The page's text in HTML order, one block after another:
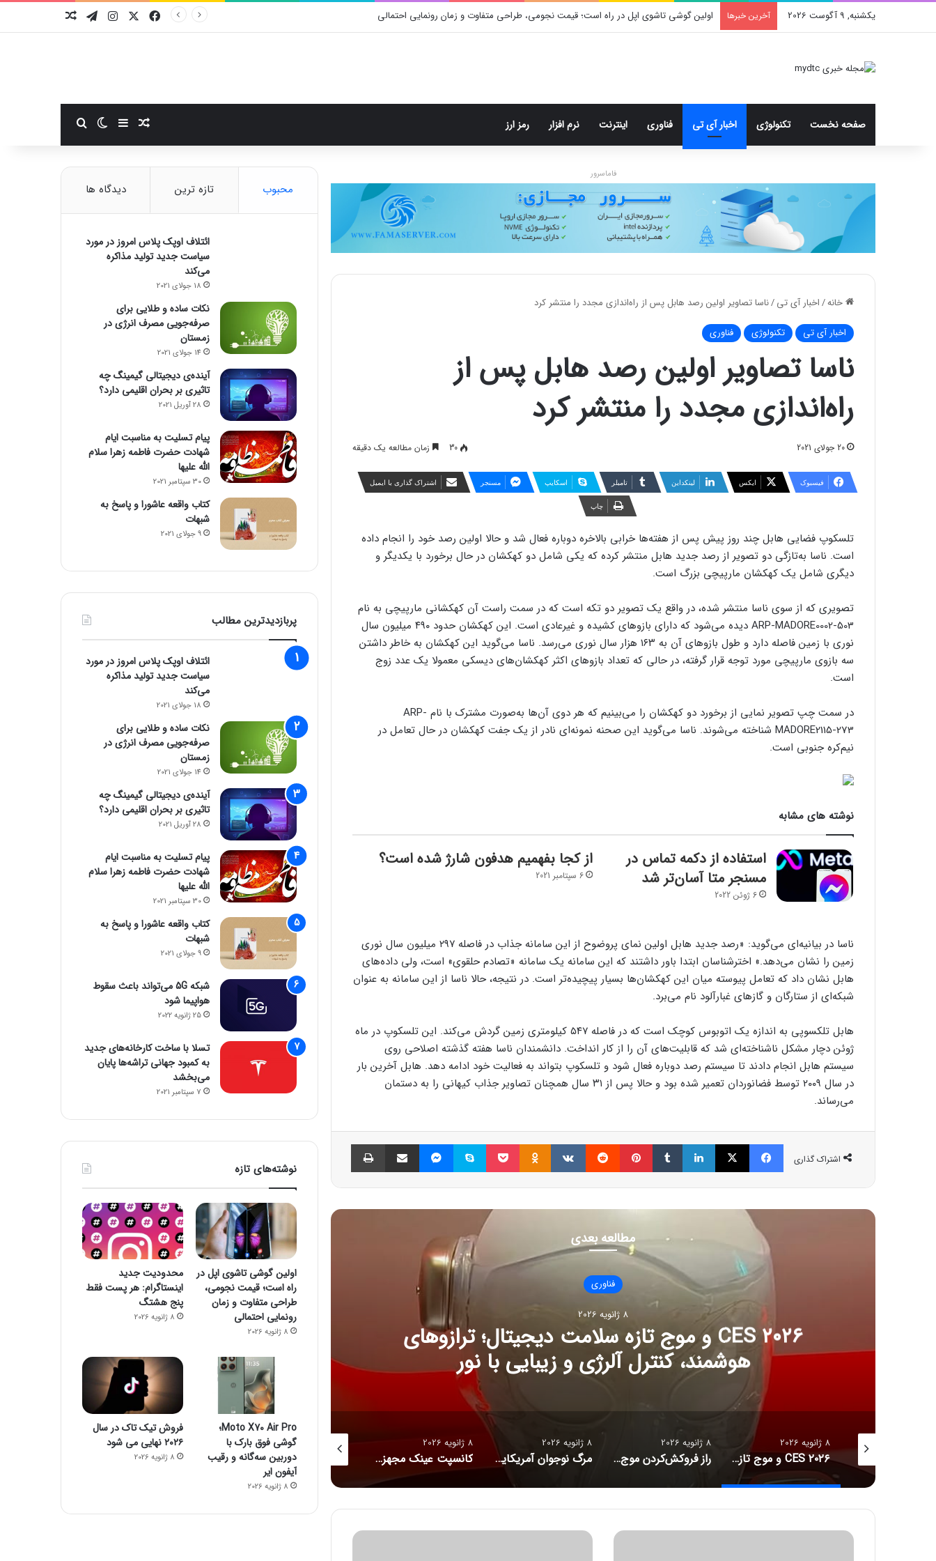
یکشنبه, 9 آگوست 2026 آخرین خبرها اولین گوشی تاشوی اپل در راه است؛ قیمت نجومی، طراحی متفاوت و زمان رونمایی احتمالی فیسبوکایکس اینستاگرام
تلگرام
صفحه نخست تکنولوژی اخبار آی تی فناوری اینترنت نرم افزار رمز ارز نوشته تصادفی
سایدبارتغییر پوسته
فاماسرور
خانه/اخبار آی تی/ناسا تصاویر اولین رصد هابل پس از راه‌اندازی مجدد را منتشر کرد
اخبار آی تی تکنولوژی فناوری
ناسا تصاویر اولین رصد هابل پس از
راه‌اندازی مجدد را منتشر کرد
20 جولای 2021 30 زمان مطالعه یک دقیقه
فیسبوک ایکس لینکداین تامبلر اسکایپ مسنجر اشتراک گذاری با ایمیل
چاپ
تلسکوپ فضایی هابل چند روز پیش پس از هفته‌ها خرابی بالاخره دوباره فعال شد و حالا اولین رصد خود را انجام داده
است. ناسا به‌تازگی دو تصویر از رصد جدید هابل منتشر کرده که یکی شامل دو کهکشان در حال برخورد با یکدیگر و
دیگری شامل یک کهکشان مارپیچی بزرگ است.
تصویری که از سوی ناسا منتشر شده، در واقع یک تصویر دو تکه است که در سمت راست آن کهکشانی مارپیچی به نام
ARP-MADORE0002-503 دیده می‌شود که دارای بازوهای کشیده و غیرعادی است. این کهکشان حدود ۴۹۰ میلیون سال
نوری با زمین فاصله دارد و طول بازوهای آن به ۱۶۳ هزار سال نوری می‌رسد. ناسا می‌گوید این کهکشان به خاطر داشتن
سه بازوی مارپیچی مورد توجه قرار گرفته، در حالی که تعداد بازوهای اکثر کهکشان‌های دیسکی معمولا یک عدد زوج
است.
در سمت چپ تصویر نمایی از برخورد دو کهکشان را می‌بینیم که هر دوی آن‌ها به‌صورت مشترک با نام ARP-
MADORE2115-273 شناخته می‌شوند. ناسا می‌گوید این صحنه نمونه‌ای نادر از یک جفت کهکشان در حال تعامل در
نیم‌کره جنوبی است.
نوشته های مشابه
استفاده از دکمه تماس در
مسنجر متا آسان‌تر شد
6 ژوئن 2022
از کجا بفهمیم هدفون شارژ شده است؟
6 سپتامبر 2021
ناسا در بیانیه‌ای می‌گوید: «رصد جدید هابل اولین نمای پروضوح از این سامانه جذاب در فاصله ۲۹۷ میلیون سال نوری
زمین را نشان می‌دهد.» اخترشناسان ابتدا باور داشتند که این سامانه یک سامانه «تصادم حلقوی» است، ولی داده‌های
هابل نشان داد که تعامل پیوسته میان این کهکشان‌ها بسیار پیچیده‌تر است. در نتیجه، حالا ناسا از این سامانه به عنوان
شبکه‌ای از ستارگان و گازهای غبارآلود نام می‌برد.
هابل تلکسوپی به اندازه یک اتوبوس کوچک است که در فاصله ۵۴۷ کیلومتری زمین گردش می‌کند. این تلسکوپ در ماه
ژوئن دچار مشکل ناشناخته‌ای شد که قابلیت‌های آن را از کار انداخت. دانشمندان ناسا هفته گذشته اصلاحی روی
سیستم هابل انجام دادند تا سیستم رصد دوباره فعال شود و تلسکوپ بتواند به فعالیت خود ادامه دهد. هابل آخرین بار
در سال ۲۰۰۹ توسط فضانوردان تعمیر شده بود و حالا پس از ۳۱ سال همچنان تصاویر جذاب کیهانی را به دستمان
می‌رساند.
اشتراک گذاری
فیسبوک ایکس لینکداین تامبلر پینتریست Reddit
VKontakte
Odnoklassniki پاکت اسکایپ مسنجر اشتراک گذاری با ایمیل
مطالعه بعدی
فناوری
8 ژانویه 2026
CES ۲۰۲۶ و موج تازه سلامت دیجیتال؛ ترازوهای
هوشمند، کنترل آلرژی و زیبایی با نور راز فروکش‌کردن موج DeepSeek در بازار هوش مصنوعی
8 ژانویه 2026
CES ۲۰۲۶ و موج تازه سلامت دیجیتال؛ ترازوهای هوشمند، کنترل آلرژی و زیبایی با نور
8 ژانویه 2026
راز فروکش‌کردن موج DeepSeek در بازار هوش مصنوعی
8 ژانویه 2026
مرگ نوجوان آمریکایی پس از دریافت توصیه‌های خطرناک از ChatGPT
8 ژانویه 2026
کانسپت عینک مجهز به هوش مصنوعی رونمایی شد جمینای یا کوپایلوت؟ مقایسه دو چت‌بات قدرتمند هوش مصنوعی
8 ژانویه 2026
پاسخ سامسونگ به اپل: گلکسی واید فولد، رقیبی برای آیفون تاشو و آیپد
8 ژانویه 2026
ش
محبوب تازه ترین دیدگاه ها
ائتلاف اوپک پلاس امروز در مورد
سیاست جدید تولید مذاکره
می‌کند
18 جولای 2021
نکات ساده و طلایی برای
صرفه‌جویی مصرف انرژی در
زمستان
14 جولای 2021
آینده‌ی دیجیتالی گیمینگ چه
تاثیری بر بحران اقلیمی دارد؟
28 آوریل 2021
پیام تسلیت به مناسبت ایام
شهادت حضرت فاطمه زهرا سلام
الله علیها
30 سپتامبر 2021
کتاب واقعه عاشورا و پاسخ به
شبهات
9 جولای 2021
پربازدیدترین مطالب
ائتلاف اوپک پلاس امروز در مورد
سیاست جدید تولید مذاکره
می‌کند
18 جولای 2021
نکات ساده و طلایی برای
صرفه‌جویی مصرف انرژی در
زمستان
14 جولای 2021
آینده‌ی دیجیتالی گیمینگ چه
تاثیری بر بحران اقلیمی دارد؟
28 آوریل 2021
پیام تسلیت به مناسبت ایام
شهادت حضرت فاطمه زهرا سلام
الله علیها
30 سپتامبر 2021
کتاب واقعه عاشورا و پاسخ به
شبهات
9 جولای 2021
شبکه 5G می‌تواند باعث سقوط
هواپیما شود
25 ژانویه 2022
تسلا با ساخت کارخانه‌های جدید
به کمبود جهانی تراشه‌ها پایان
می‌بخشد
7 سپتامبر 2021
نوشته‌های تازه
اولین گوشی تاشوی اپل در
راه است؛ قیمت نجومی،
طراحی متفاوت و زمان
رونمایی احتمالی
8 ژانویه 2026
محدودیت جدید
اینستاگرام: هر پست فقط
پنج هشتگ
8 ژانویه 2026
Moto X70 Air Pro؛
گوشی فوق بارک با
دوربین سه‌گانه و رقیب
آیفون ایر
8 ژانویه 2026
فروش تیک تاک در سال
۲۰۲۶ نهایی می شود
8 ژانویه 2026